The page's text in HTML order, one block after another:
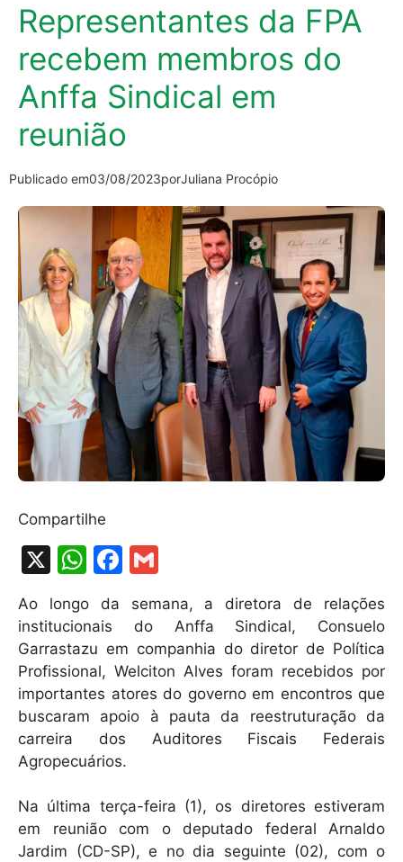
Representantes da FPA
recebem membros do
Anffa Sindical em
reunião
Publicado em03/08/2023porJuliana Procópio
Compartilhe
X
W
at
s
A
p
p
F
c
e
b
o
o
k
ai
l
Ao longo da semana, a diretora de relações
institucionais do Anffa Sindical, Consuelo
Garrastazu em companhia do diretor de Política
Profissional, Welciton Alves foram recebidos por
importantes atores do governo em encontros que
buscaram apoio à pauta da reestruturação da
carreira dos Auditores Fiscais Federais
Agropecuários.
Na última terça-feira (1), os diretores estiveram
em reunião com o deputado federal Arnaldo
Jardim (CD-SP), e no dia seguinte (02), com o